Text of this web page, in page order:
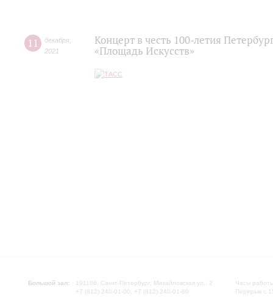
11 декабря
2021
Концерт в честь 100-летия
«Площадь Искусств»
Большой зал:
191186, Санкт-Петербург, Михайловская ул., 2
+7 (812) 240-01-00, +7 (812) 240-01-80
Часы
Перерыв с